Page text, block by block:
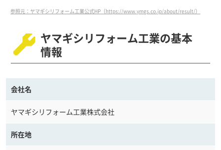
参照元：ヤマギシリフォーム工業公式HP（https://www.ymgs.co.jp/about/result/）
ヤマギシリフォーム工業の基本
情報
会社名
ヤマギシリフォーム工業株式会社
所在地